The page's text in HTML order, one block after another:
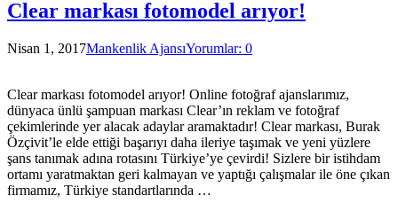
Clear markası fotomodel arıyor!
Nisan 1, 2017Mankenlik AjansıYorumlar: 0
Clear markası fotomodel arıyor! Online fotoğraf ajanslarımız,
dünyaca ünlü şampuan markası Clear’ın reklam ve fotoğraf
çekimlerinde yer alacak adaylar aramaktadır! Clear markası, Burak
Özçivit’le elde ettiği başarıyı daha ileriye taşımak ve yeni yüzlere
şans tanımak adına rotasını Türkiye’ye çevirdi! Sizlere bir istihdam
ortamı yaratmaktan geri kalmayan ve yaptığı çalışmalar ile öne çıkan
firmamız, Türkiye standartlarında …